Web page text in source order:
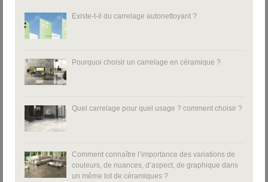
Existe-t-il du carrelage autonettoyant ?
Pourquoi choisir un carrelage en céramique ?
Quel carrelage pour quel usage ? comment choisir ?
Comment connaître l’importance des variations de
couleurs, de nuances, d’aspect, de graphique dans
un même lot de céramiques ?